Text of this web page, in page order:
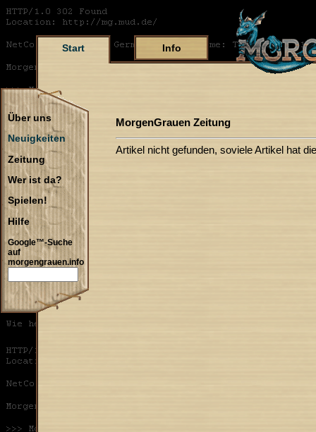
Start Info
Über uns
Neuigkeiten
Zeitung
Wer ist da?
Spielen!
Hilfe
Google™-Suche
auf
morgengrauen.info
MorgenGrauen Zeitung
Artikel nicht gefunden, soviele Artikel hat